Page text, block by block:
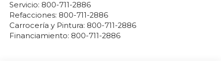
Servicio: 800-711-2886
Refacciones: 800-711-2886
Carrocería y Pintura: 800-711-2886
Financiamiento: 800-711-2886